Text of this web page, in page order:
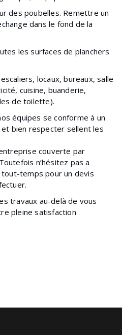
des poubelles. Remettre un
dans le fond de la
les surfaces de planchers
locaux, bureaux, salle
cuisine, buanderie,
de toilette).
équipes se conforme à un
bien respecter sellent les
couverte par
n’hésitez pas a
tout-temps pour un devis
travaux au-delà de vous
pleine satisfaction